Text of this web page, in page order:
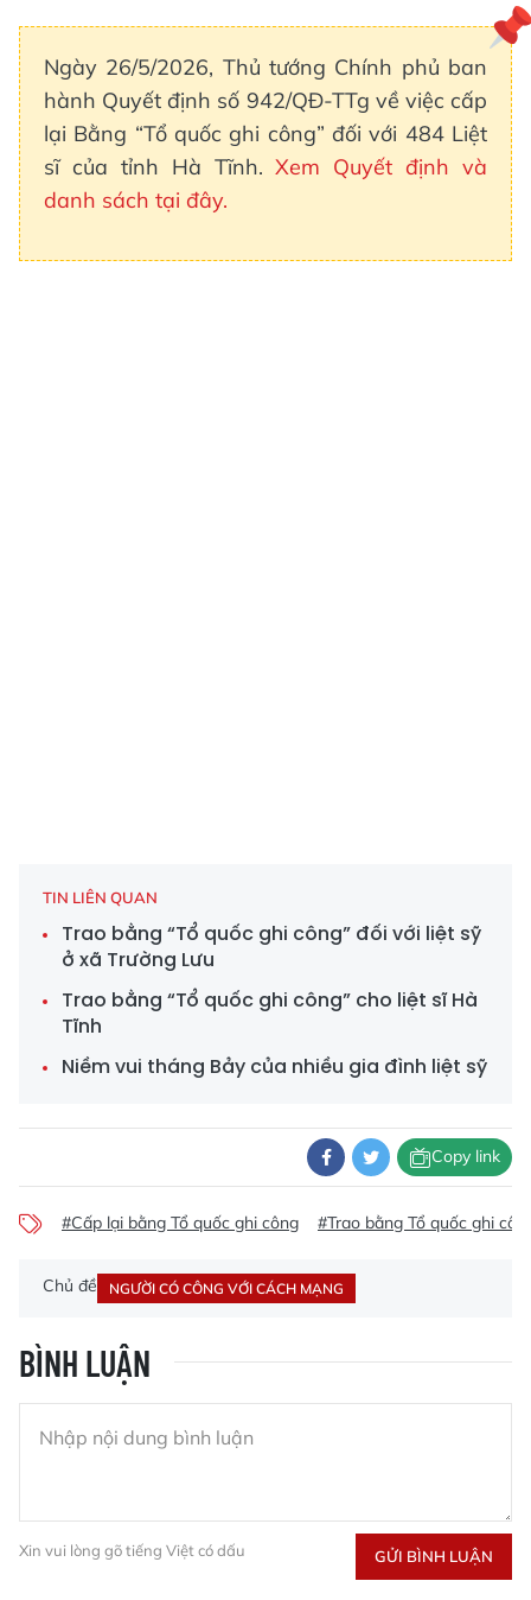
Ngày 26/5/2026, Thủ tướng Chính phủ ban
hành Quyết định số 942/QĐ-TTg về việc cấp
lại Bằng “Tổ quốc ghi công” đối với 484 Liệt
sĩ của tỉnh Hà Tĩnh.Xem Quyết định và
danh sách tại đây.
TIN LIÊN QUAN
Trao bằng “Tổ quốc ghi công” đối với liệt sỹ
ở xã Trường Lưu
Trao bằng “Tổ quốc ghi công” cho liệt sĩ Hà
Tĩnh
Niềm vui tháng Bảy của nhiều gia đình liệt sỹ
Copy link
#Cấp lại bằng Tổ quốc ghi công #Trao bằng Tổ quốc ghi
Chủ đề NGƯỜI CÓ CÔNG VỚI CÁCH MẠNG
BÌNH LUẬN
Xin vui lòng gõ tiếng Việt có dấu GỬI BÌNH LUẬN